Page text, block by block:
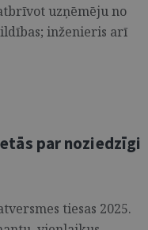
uzņēmēju no
inženieris arī
par noziedzīgi
tiesas 2025.